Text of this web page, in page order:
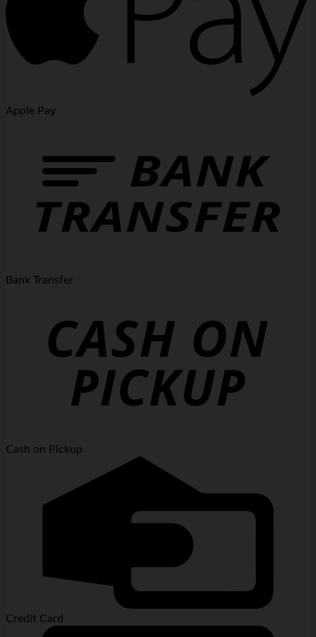
Apple Pay
Bank Transfer
Cash on Pickup
Credit Card